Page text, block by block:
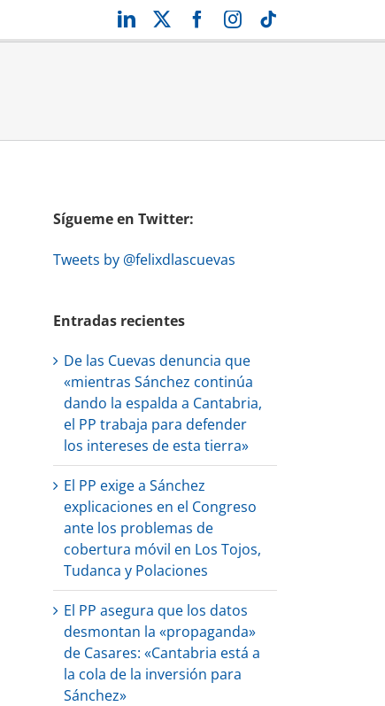
LinkedIn Facebook
Instagram
Sígueme en Twitter:
Tweets by @felixdlascuevas
Entradas recientes
De las Cuevas denuncia que
«mientras Sánchez continúa
dando la espalda a Cantabria,
el PP trabaja para defender
los intereses de esta tierra»
El PP exige a Sánchez
explicaciones en el Congreso
ante los problemas de
cobertura móvil en Los Tojos,
Tudanca y Polaciones
El PP asegura que los datos
desmontan la «propaganda»
de Casares: «Cantabria está a
la cola de la inversión para
Sánchez»